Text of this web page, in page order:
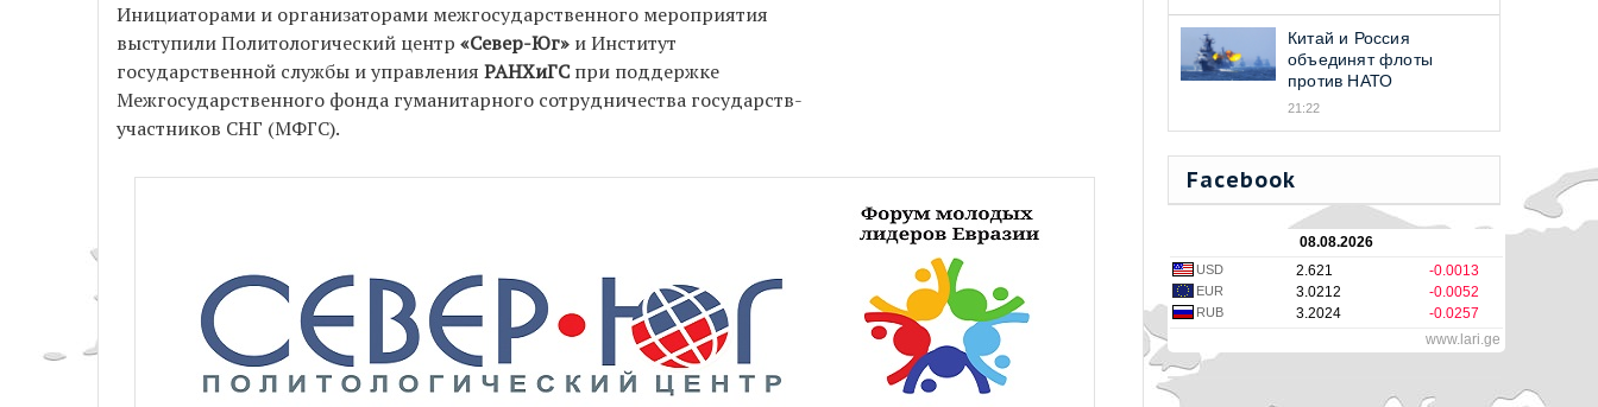
Инициаторами и организаторами межгосударственного мероприятия
выступили Политологический центр «Север-Юг» и Институт
государственной службы и управления РАНХиГСпри поддержке
Межгосударственного фонда гуманитарного сотрудничества государств-
участников СНГ (МФГС).
Китай и Россия
объединят флоты
против НАТО
21:22
Facebook
08.08.2026
USD 2.621 -0.0013
EUR 3.0212 -0.0052
RUB 3.2024
-0.0257
www.lari.ge